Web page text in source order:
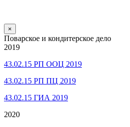
×
Поварское и кондитерское дело
2019
43.02.15 РП ООЦ 2019
43.02.15 РП ПЦ 2019
43.02.15 ГИА 2019
2020